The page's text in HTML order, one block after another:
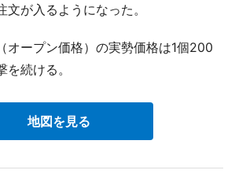
文が入るようになった。
ープン価格）の実勢価格は1個200
続ける。
地図を見る